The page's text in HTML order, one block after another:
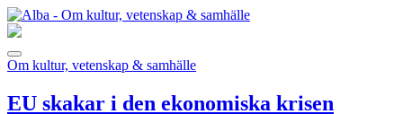
Om kultur, vetenskap & samhälle
EU skakar i den ekonomiska krisen